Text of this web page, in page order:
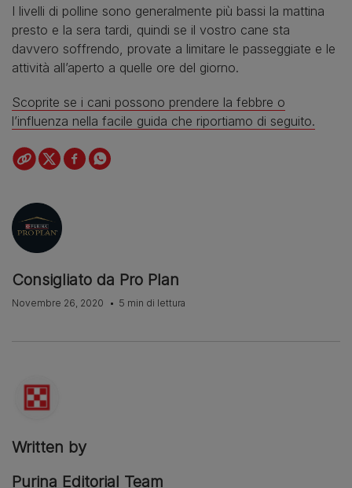
I livelli di polline sono generalmente più bassi la mattina
presto e la sera tardi, quindi se il vostro cane sta
davvero soffrendo, provate a limitare le passeggiate e le
attività all’aperto a quelle ore del giorno.
Scoprite se i cani possono prendere la febbre o
l’influenza nella facile guida che riportiamo di seguito.
Consigliato da Pro Plan
Novembre 26, 2020 5 min di lettura
Written by
Purina Editorial Team